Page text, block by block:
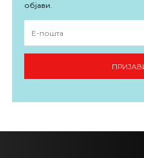
објави.